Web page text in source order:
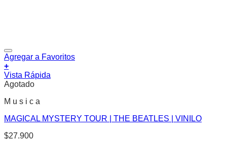
Agregar a Favoritos
+
Vista Rápida
Agotado
M u s i c a
MAGICAL MYSTERY TOUR | THE BEATLES | VINILO
$27.900